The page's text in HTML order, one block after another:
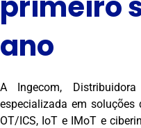
ano
A Ingecom,
especializada em soluções
OT/ICS, IoT e IMoT e